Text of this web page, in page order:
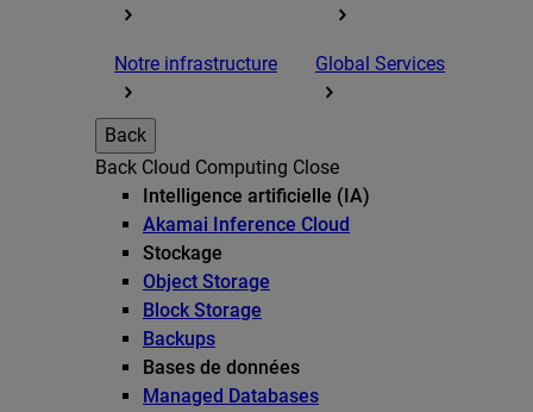
Notre infrastructure Global Services
Back
Back Cloud Computing Close
Intelligence artificielle (IA)
Akamai Inference Cloud
Stockage
Object Storage
Block Storage
Backups
Bases de données
Managed Databases